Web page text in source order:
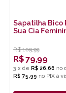
Sapatilha Bico
Sua Cia
R$ 109,99
R$ 79,99
3 x de R$ 26,66
R$ 75,99 no PIX